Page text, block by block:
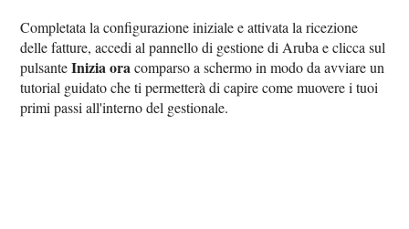
Completata la configurazione iniziale e attivata la ricezione
delle fatture, accedi al pannello di gestione di Aruba e clicca sul
pulsanteInizia oracomparso a schermo in modo da avviare un
tutorial guidato che ti permetterà di capire come muovere i tuoi
primi passi all'interno del gestionale.